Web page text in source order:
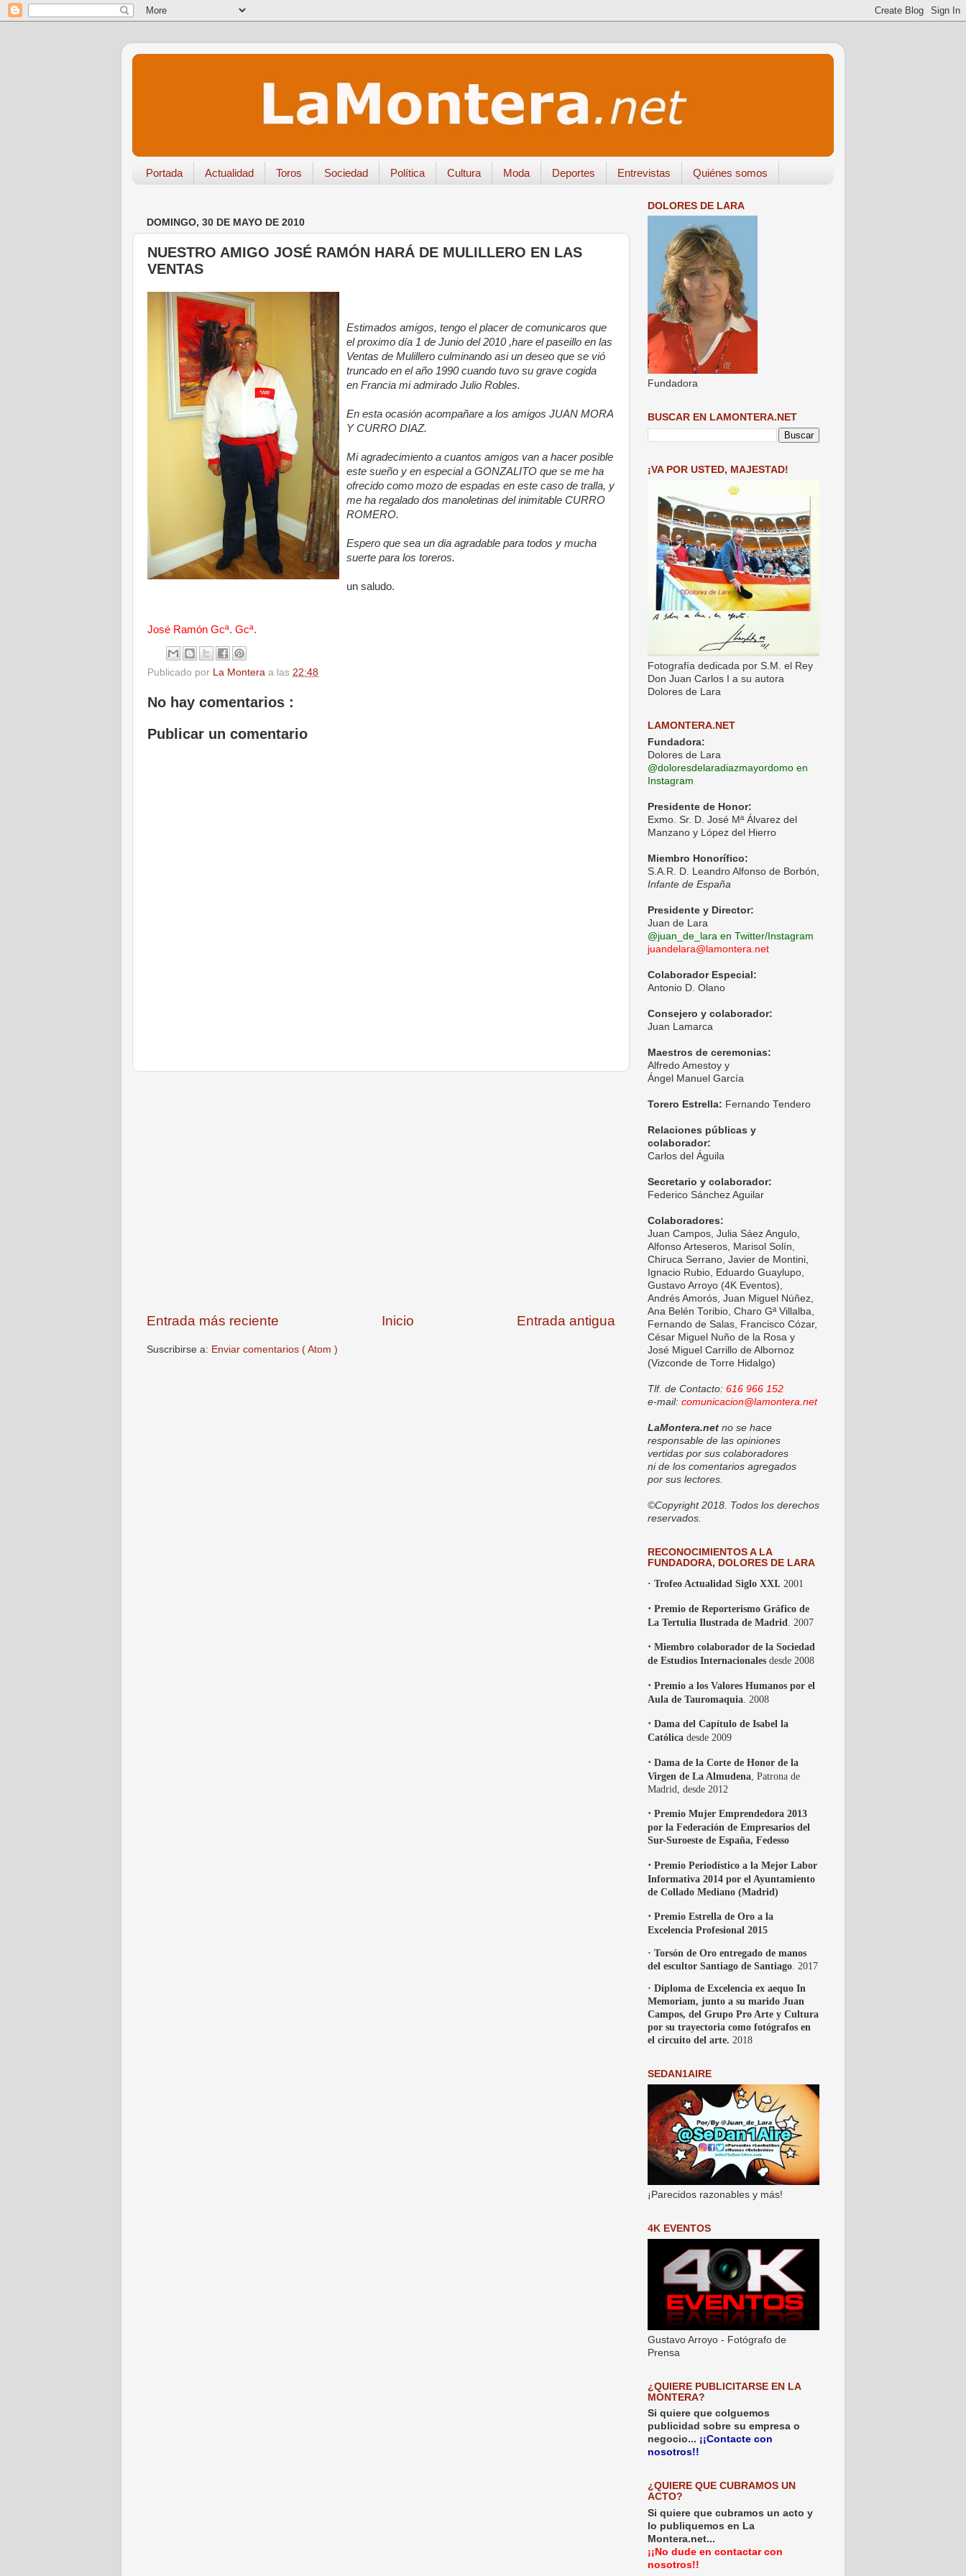
Portada Actualidad Toros Sociedad Política Cultura Moda Deportes Entrevistas Quiénes somos
DOMINGO, 30 DE MAYO DE 2010
NUESTRO AMIGO JOSÉ RAMÓN HARÁ DE MULILLERO EN LAS
VENTAS
Estimados amigos, tengo el placer de comunicaros que
el proximo día 1 de Junio del 2010 ,hare el paseillo en las
Ventas de Mulillero culminando asi un deseo que se vió
truncado en el año 1990 cuando tuvo su grave cogida
en Francia mi admirado Julio Robles.
En esta ocasión acompañare a los amigos JUAN MORA
Y CURRO DIAZ.
Mi agradecimiento a cuantos amigos van a hacer posible
este sueño y en especial a GONZALITO que se me ha
ofrecido como mozo de espadas en este caso de tralla, y
me ha regalado dos manoletinas del inimitable CURRO
ROMERO.
Espero que sea un dia agradable para todos y mucha
suerte para los toreros.
un saludo.
José Ramón Gcª. Gcª.
Publicado por La Montera a las 22:48
No hay comentarios :
Publicar un comentario
Entrada más reciente Entrada antigua
Inicio
Suscribirse a: Enviar comentarios ( Atom )
DOLORES DE LARA
Fundadora
BUSCAR EN LAMONTERA.NET
¡VA POR USTED, MAJESTAD!
Fotografía dedicada por S.M. el Rey
Don Juan Carlos I a su autora
Dolores de Lara
LAMONTERA.NET
Fundadora:
Dolores de Lara
@doloresdelaradiazmayordomo en
Instagram
Presidente de Honor:
Exmo. Sr. D. José Mª Álvarez del
Manzano y López del Hierro
Miembro Honorífico:
S.A.R. D. Leandro Alfonso de Borbón,
Infante de España
Presidente y Director:
Juan de Lara
@juan_de_lara en Twitter/Instagram
juandelara@lamontera.net
Colaborador Especial:
Antonio D. Olano
Consejero y colaborador:
Juan Lamarca
Maestros de ceremonias:
Alfredo Amestoy y
Ángel Manuel García
Torero Estrella: Fernando Tendero
Relaciones públicas y
colaborador:
Carlos del Águila
Secretario y colaborador:
Federico Sánchez Aguilar
Colaboradores:
Juan Campos, Julia Sáez Angulo,
Alfonso Arteseros, Marisol Solín,
Chiruca Serrano, Javier de Montini,
Ignacio Rubio, Eduardo Guaylupo,
Gustavo Arroyo (4K Eventos),
Andrés Amorós, Juan Miguel Núñez,
Ana Belén Toribio, Charo Gª Villalba,
Fernando de Salas, Francisco Cózar,
César Miguel Nuño de la Rosa y
José Miguel Carrillo de Albornoz
(Vizconde de Torre Hidalgo)
Tlf. de Contacto: 616 966 152
e-mail: comunicacion@lamontera.net
LaMontera.net no se hace
responsable de las opiniones
vertidas por sus colaboradores
ni de los comentarios agregados
por sus lectores.
©Copyright 2018. Todos los derechos
reservados.
RECONOCIMIENTOS A LA
FUNDADORA, DOLORES DE LARA
· Trofeo Actualidad Siglo XXI. 2001
· Premio de Reporterismo Gráfico de
La Tertulia Ilustrada de Madrid . 2007
· Miembro colaborador de la Sociedad
de Estudios Internacionales desde 2008
· Premio a los Valores Humanos por el
Aula de Tauromaquia . 2008
· Dama del Capítulo de Isabel la
Católica desde 2009
· Dama de la Corte de Honor de la
Virgen de La Almudena , Patrona de
Madrid, desde 2012
· Premio Mujer Emprendedora 2013
por la Federación de Empresarios del
Sur-Suroeste de España, Fedesso
· Premio Periodístico a la Mejor Labor
Informativa 2014 por el Ayuntamiento
de Collado Mediano (Madrid)
· Premio Estrella de Oro a la
Excelencia Profesional 2015
· Torsón de Oro entregado de manos
del escultor Santiago de Santiago . 2017
· Diploma de Excelencia ex aequo In
Memoriam, junto a su marido Juan
Campos, del Grupo Pro Arte y Cultura
por su trayectoria como fotógrafos en
el circuito del arte. 2018
SEDAN1AIRE
¡Parecidos razonables y más!
4K EVENTOS
Gustavo Arroyo - Fotógrafo de
Prensa
¿QUIERE PUBLICITARSE EN LA
MONTERA?
Si quiere que colguemos
publicidad sobre su empresa o
negocio... ¡¡Contacte con
nosotros!!
¿QUIERE QUE CUBRAMOS UN
ACTO?
Si quiere que cubramos un acto y
lo publiquemos en La
Montera.net...
¡¡No dude en contactar con
nosotros!!